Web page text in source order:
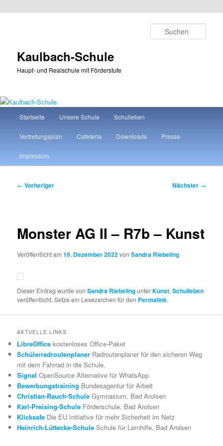
Kaulbach-Schule
Haupt- und Realschule mit Förderstufe
Startseite Unsere Schule Schulleben
Vertretungsplan Cafeteria Downloads Presse
Impressum
Beitragsnavigation
← Vorheriger Nächster →
Monster AG II – R7b – Kunst
Veröffentlicht am19. Dezember 2022vonSandra Riebeling
Dieser Eintrag wurde vonSandra RiebelingunterKunst,Schulleben
veröffentlicht. Setze ein Lesezeichen für den Permalink.
AKTUELLE LINKS
LibreOffice kostenloses Office-Paket
Schülerradroutenplaner Radroutenplaner für den sicheren Weg
mit dem Fahrrad in die Schule.
Signal OpenSource Alternative für WhatsApp
Bewerbungstraining Bundesagentur für Arbeit
Christian-Rauch-Schule Gymnasium, Bad Arolsen
Karl-Preising-Schule Förderschule, Bad Arolsen
Klicksafe Die EU Initiative für mehr Sicherheit im Netz
Heinrich-Lüttecke-Schule Schule für Lernhilfe, Bad Arolsen